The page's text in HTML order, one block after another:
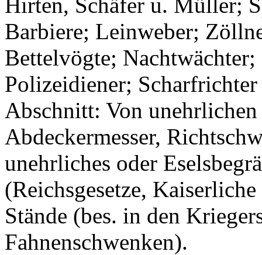
Barbiere; Leinweber;
Bettelvögte;
Polizeidiener;
Abschnitt: Von
Abdeckermesser,
unehrliches oder
(Reichsgesetze,
Stände (bes. in den
Fahnenschwenken).